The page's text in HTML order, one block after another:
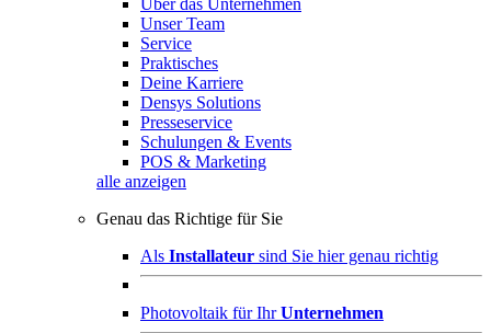
Unser Team
Service
Praktisches
Deine Karriere
Densys Solutions
Presseservice
Schulungen & Events
POS & Marketing
alle anzeigen
Genau das Richtige für Sie
Als Installateur sind Sie hier genau richtig
Photovoltaik für IhrUnternehmen